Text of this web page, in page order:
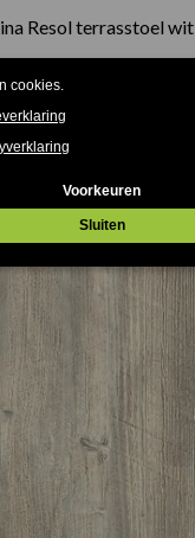
Resol terrasstoel wit